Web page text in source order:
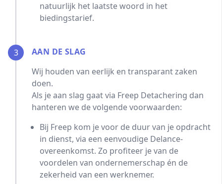
natuurlijk het laatste woord in het
biedingstarief.
3
AAN DE SLAG
Wij houden van eerlijk en transparant zaken
doen.
Als je aan slag gaat via Freep Detachering dan
hanteren we de volgende voorwaarden:
Bij Freep kom je voor de duur van je opdracht
in dienst, via een eenvoudige Delance-
overeenkomst. Zo profiteer je van de
voordelen van ondernemerschap én de
zekerheid van een werknemer.